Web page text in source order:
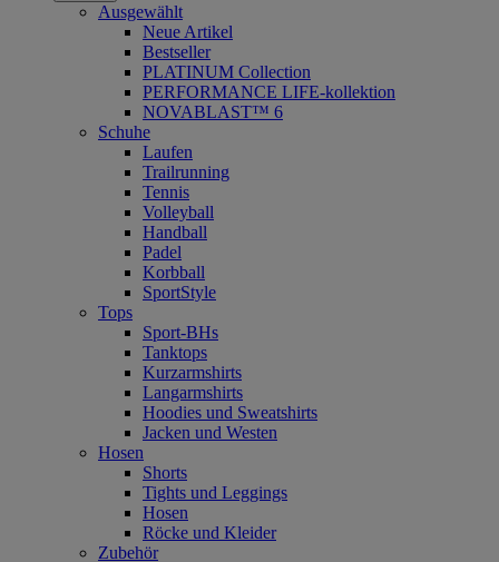
Ausgewählt
Neue Artikel
Bestseller
PLATINUM Collection
PERFORMANCE LIFE-kollektion
NOVABLAST™ 6
Schuhe
Laufen
Trailrunning
Tennis
Volleyball
Handball
Padel
Korbball
SportStyle
Tops
Sport-BHs
Tanktops
Kurzarmshirts
Langarmshirts
Hoodies und Sweatshirts
Jacken und Westen
Hosen
Shorts
Tights und Leggings
Hosen
Röcke und Kleider
Zubehör